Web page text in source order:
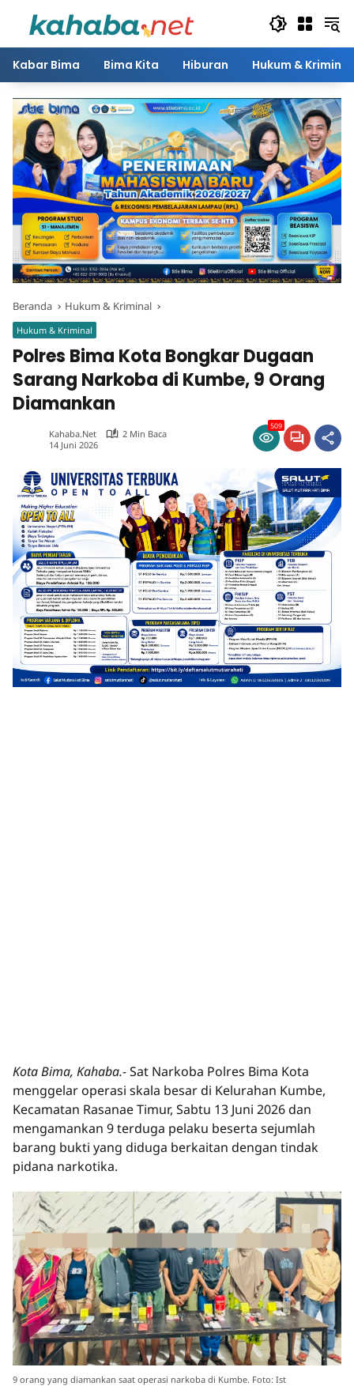
Kabar Bima Bima Kita Hiburan Hukum & Kriminal
Beranda Hukum & Kriminal
Hukum & Kriminal
Polres Bima Kota Bongkar Dugaan
Sarang Narkoba di Kumbe, 9 Orang
Diamankan
Kahaba.net
2 Min Baca
14 Juni 2026
509
Kota Bima, Kahaba.-Sat Narkoba Polres Bima Kota
menggelar operasi skala besar di Kelurahan Kumbe,
Kecamatan Rasanae Timur, Sabtu 13 Juni 2026 dan
mengamankan 9 terduga pelaku beserta sejumlah
barang bukti yang diduga berkaitan dengan tindak
pidana narkotika.
9 orang yang diamankan saat operasi narkoba di Kumbe. Foto: Ist